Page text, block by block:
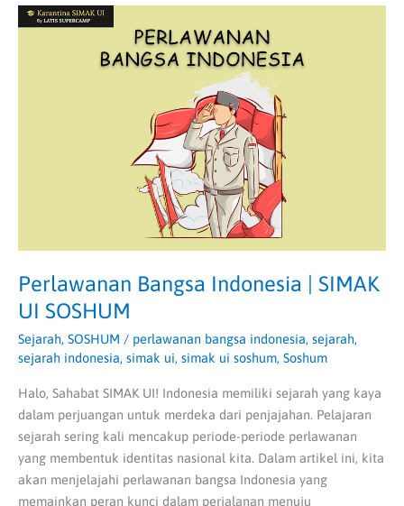
Perlawanan Bangsa Indonesia | SIMAK
UI SOSHUM
Sejarah, SOSHUM / perlawanan bangsa indonesia, sejarah,
sejarah indonesia, simak ui, simak ui soshum, Soshum
Halo, Sahabat SIMAK UI! Indonesia memiliki sejarah yang kaya
dalam perjuangan untuk merdeka dari penjajahan. Pelajaran
sejarah sering kali mencakup periode-periode perlawanan
yang membentuk identitas nasional kita. Dalam artikel ini, kita
akan menjelajahi perlawanan bangsa Indonesia yang
memainkan peran kunci dalam perjalanan menuju
Perlawanan